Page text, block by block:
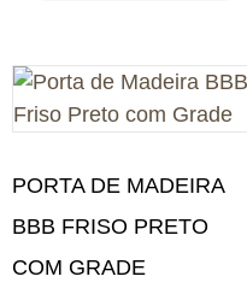
PORTA DE MADEIRA
BBB FRISO PRETO
COM GRADE